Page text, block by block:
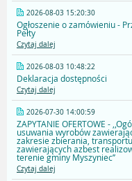
2026-08-03 15:20:30
Ogłoszenie o zamówieniu -
Pełty
Czytaj dalej
2026-08-03 10:48:22
Deklaracja dostępności
Czytaj dalej
2026-07-30 14:00:59
ZAPYTANIE OFERTOWE -
usuwania wyrobów
zakresie zbierania,
zawierających azbest
terenie gminy Myszyniec’’
Czytaj dalej